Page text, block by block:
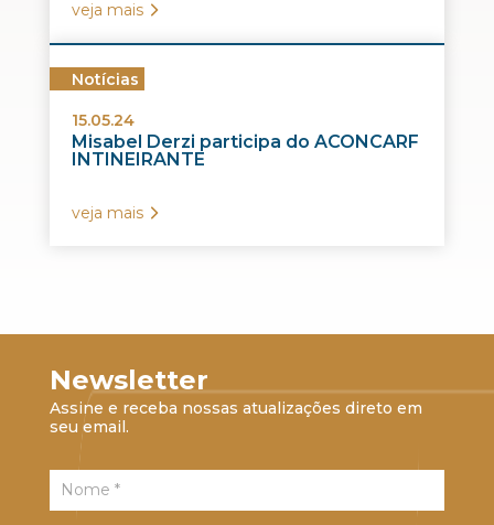
veja mais
Notícias
15.05.24
Misabel Derzi participa do ACONCARF
INTINEIRANTE
veja mais
Newsletter
Assine e receba nossas atualizações direto em
seu email.